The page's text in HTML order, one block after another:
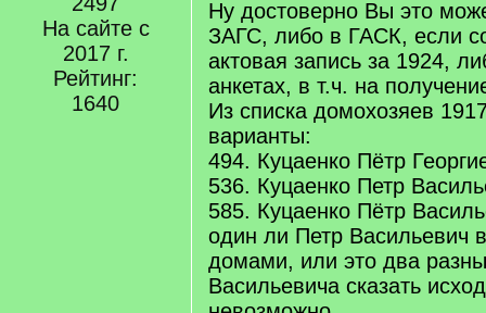
На сайте с
2017 г.
Рейтинг:
1640
q
]
Ну достоверно Вы это
ЗАГС, либо в ГАСК, если
актовая запись за 1924,
анкетах, в т.ч. на
Из списка домохозяев
варианты:
494. Куцаенко Пётр
536. Куцаенко Петр
585. Куцаенко Пётр
один ли Петр Васильевич
домами, или это два
Васильевича сказать